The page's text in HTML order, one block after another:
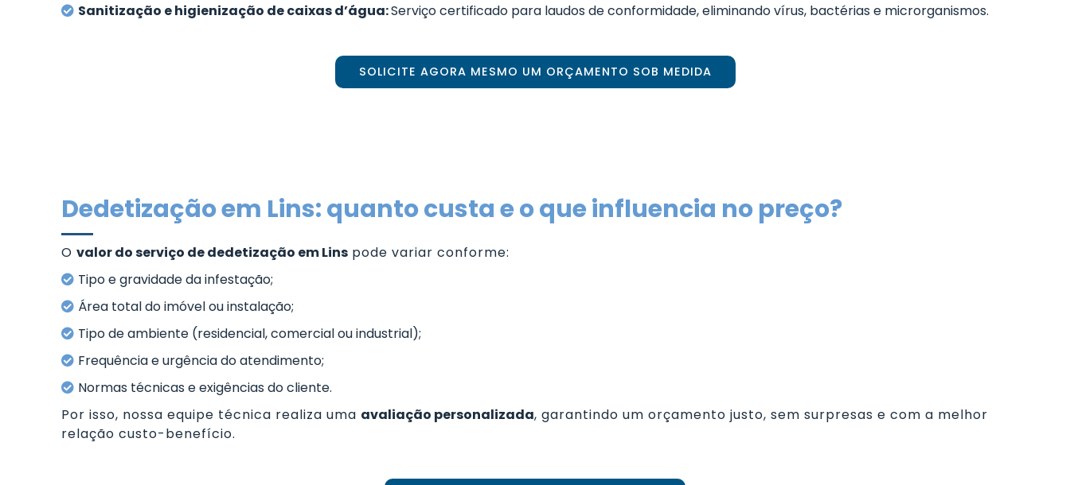
Sanitização e higienização de caixas d’água:Serviço certificado para laudos de conformidade, eliminando vírus, bactérias e microrganismos.
SOLICITE AGORA MESMO UM ORÇAMENTO SOB MEDIDA
Dedetização em Lins: quanto custa e o que influencia no preço?
O valor do serviço de dedetização em Lins pode variar conforme:
Tipo e gravidade da infestação;
Área total do imóvel ou instalação;
Tipo de ambiente (residencial, comercial ou industrial);
Frequência e urgência do atendimento;
Normas técnicas e exigências do cliente.
Por isso, nossa equipe técnica realiza uma avaliação personalizada, garantindo um orçamento justo, sem surpresas e com a melhor
relação custo-benefício.